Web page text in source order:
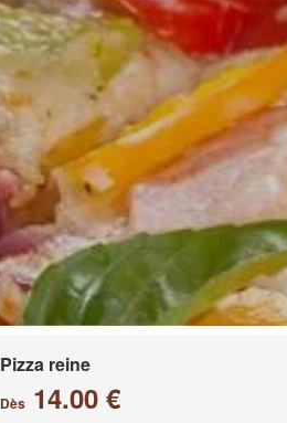
Pizza reine
Dès14.00 €